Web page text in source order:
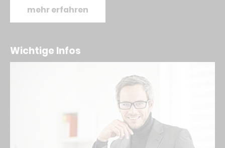
mehr erfahren
Wichtige Infos